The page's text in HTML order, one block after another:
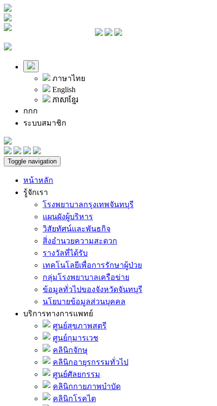
ภาษาไทย
English
ភាសាខ្មែរ
กกก
ระบบสมาชิก
Toggle navigation
หน้าหลัก
รู้จักเรา
โรงพยาบาลกรุงเทพจันทบุรี
แผนผังผู้บริหาร
วิสัยทัศน์และพันธกิจ
สิ่งอำนวยความสะดวก
รางวัลที่ได้รับ
เทคโนโลยีเพื่อการรักษาผู้ป่วย
กลุ่มโรงพยาบาลเครือข่าย
ข้อมูลทั่วไปของจังหวัดจันทบุรี
นโยบายข้อมูลส่วนบุคคล
บริการทางการแพทย์
ศูนย์สุขภาพสตรี
ศูนย์กุมารเวช
คลินิกจักษุ
คลินิกอายุรกรรมทั่วไป
ศูนย์ศัลยกรรม
คลินิกกายภาพบำบัด
คลินิกโรคไต